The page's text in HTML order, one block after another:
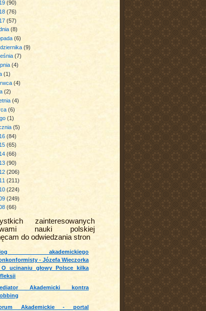
(90)
(76)
(57)
(8)
(6)
(9)
(7)
(4)
(1)
(4)
(2)
(4)
(6)
(1)
(5)
(84)
(65)
(66)
(90)
(206)
(211)
(224)
(249)
(66)
zainteresowanych
nauki polskiej
do odwiedzania stron
akademickiego
- Józefa Wieczorka
ucinaniu głowy Polsce kilka
Akademicki kontra
Akademickie - portal